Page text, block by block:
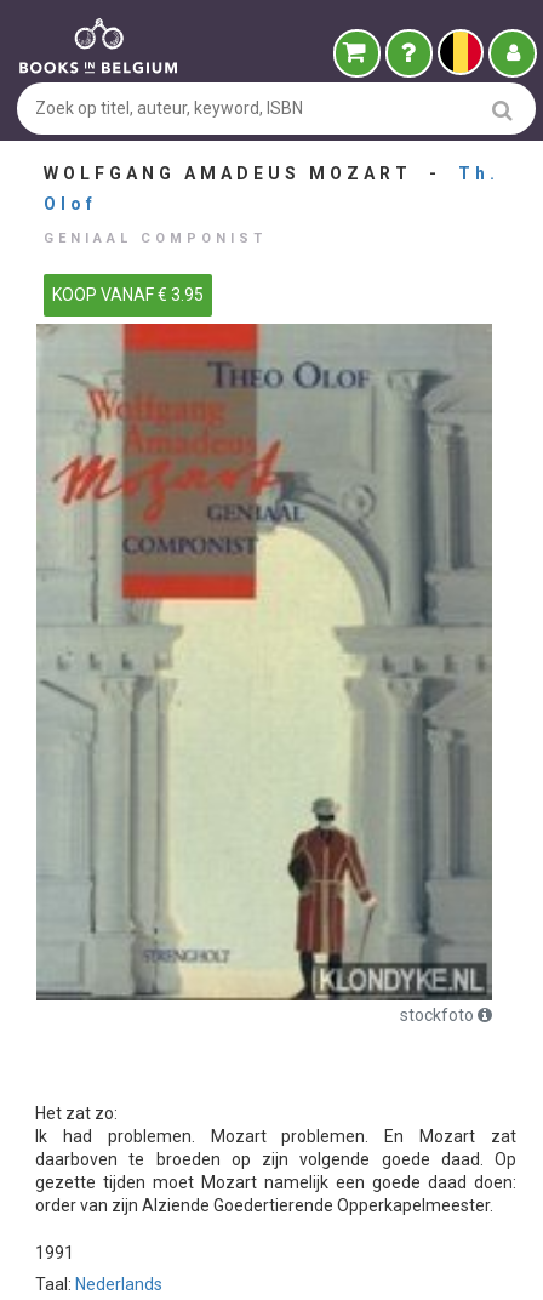
WOLFGANG AMADEUS MOZART - Th.
Olof
GENIAAL COMPONIST
KOOP VANAF € 3.95
stockfoto
Het zat zo:
Ik had problemen. Mozart problemen. En Mozart zat
daarboven te broeden op zijn volgende goede daad. Op
gezette tijden moet Mozart namelijk een goede daad doen:
order van zijn Alziende Goedertierende Opperkapelmeester.
1991
Taal: Nederlands